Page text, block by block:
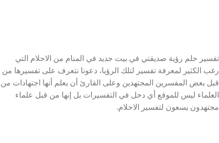
تفسير حلم رؤية صديقتي في بيت جديد في المنام من الاحلام التي
رغب الكثير لمعرفة تفسير لتلك الرؤيا، دعونا نتعرف على تفسيرها من
قبل بعض المفسرين المجتهدين وعلى القارئ أن يعلم أنها اجتهادات من
العلماء ليس للموقع أي دخل في التفسيرات بل إنها من قبل علماء
مجتهدون يسعون لتفسير الاحلام.